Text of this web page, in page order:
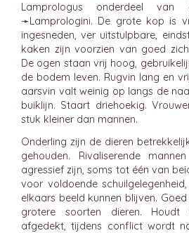
Lamprologus onderdeel
➛Lamprologini. De grote kop is
ingesneden, ver uitstulpbare,
kaken zijn voorzien van goed
De ogen staan vrij hoog,
de bodem leven. Rugvin lang en
aarsvin valt weinig op langs de
buiklijn. Staart driehoekig.
stuk kleiner dan mannen.
Onderling zijn de dieren
gehouden. Rivaliserende
agressief zijn, soms tot één van
voor voldoende
elkaars beeld kunnen blijven.
grotere soorten dieren.
afgedekt, tijdens conflict wordt